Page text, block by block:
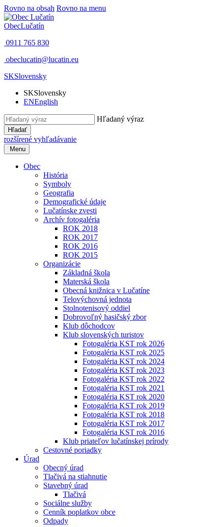
Rovno na obsah Rovno na menu
ObecLučatín
0911 765 830
obeclucatin@lucatin.eu
SKSlovensky
SKSlovensky
ENEnglish
Hľadaný výraz
Hľadať
rozšírené vyhľadávanie
Menu
Obec
História
Symboly
Geografia
Demografické údaje
Lučatínske zvesti
Archív fotogaléria
ROK 2018
ROK 2017
ROK 2016
ROK 2015
Organizácie
Základná škola
Materská škola
Obecná knižnica v Lučatíne
Telovýchovná jednota
Stolnotenisový oddiel
Dobrovoľný hasičský zbor
Klub dôchodcov
Klub slovenských turistov
Fotogaléria KST rok 2026
Fotogaléria KST rok 2025
Fotogaléria KST rok 2024
Fotogaléria KST rok 2023
Fotogaléria KST rok 2022
Fotogaléria KST rok 2021
Fotogaléria KST rok 2020
Fotogaléria KST rok 2019
Fotogaléria KST rok 2018
Fotogaléria KST rok 2017
Fotogaléria KST rok 2016
Klub priateľov lučatínskej prírody
Cestovné poriadky
Úrad
Obecný úrad
Tlačivá na stiahnutie
Stavebný úrad
Tlačivá
Sociálne služby
Cenník poplatkov obce
Odpady